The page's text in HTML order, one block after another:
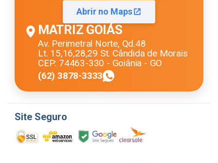
Abrir no Maps
MATRIZ GOIÁS
Av. Perimetral Norte, Qd.48
Lt. 15,16,28,29 St. Cândida de Morais
CEP: 74463-330 - Goiânia - GO
(62) 3878-3333
Site Seguro